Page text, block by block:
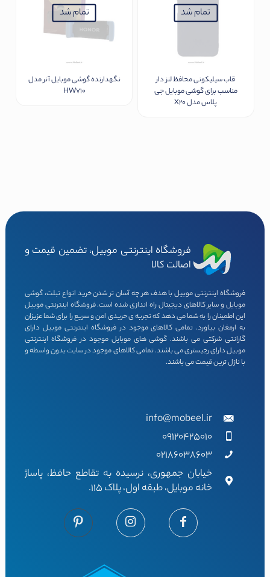
options
may
on
product
page
تمام شد
قاب سیلیکونی محافظ لنز دار
مناسب برای گوشی موبایل جی
پلاس مدل X20
تمام شد
نگهدارنده گوشی موبایل آنر مدل
HW710
فروشگاه اینترنتی موبیل، تضمین قیمت و
اصالت کالا
فروشگاه اینترنتی موبیل با هدف هر چه آسان تر شدن خرید انواع تبلت، گوشی
موبایل و سایر کالاهای دیجیتال راه اندازی شده است. فروشگاه اینترنتی موبیل
این اطمینان را به شما می دهد که تجربه ی خریدی امن و سریع را برای شما عزیزان
به ارمغان بیاورد. تمامی کالاهای موجود در فروشگاه اینترنتی موبیل دارای
گارانتی شرکتی می باشند. گوشی های موبایل موجود در فروشگاه اینترنتی
موبیل دارای رجیستری می باشند. تمامی کالاهای موجود در سایت بدون واسطه و
با نازل ترین قیمت می باشند.
info@mobeel.ir
09120425010
02186038603
خیابان جمهوری، نرسیده به تقاطع حافظ، پاساژ
خانه موبایل، طبقه اول، پلاک 115.